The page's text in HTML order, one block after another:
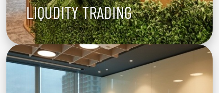
LIQUDITY TRADING